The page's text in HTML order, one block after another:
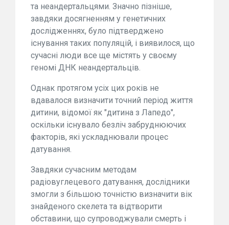
та неандертальцями. Значно пізніше,
завдяки досягненням у генетичних
дослідженнях, було підтверджено
існування таких популяцій, і виявилося, що
сучасні люди все ще містять у своєму
геномі ДНК неандертальців.
Однак протягом усіх цих років не
вдавалося визначити точний період життя
дитини, відомої як "дитина з Лапедо",
оскільки існувало безліч забруднюючих
факторів, які ускладнювали процес
датування.
Завдяки сучасним методам
радіовуглецевого датування, дослідники
змогли з більшою точністю визначити вік
знайденого скелета та відтворити
обставини, що супроводжували смерть і